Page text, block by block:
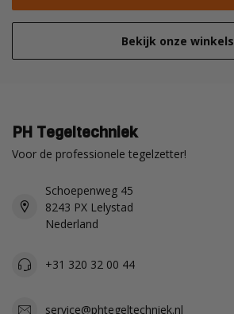
Bekijk onze winkels
PH Tegeltechniek
Voor de professionele tegelzetter!
Schoepenweg 45
8243 PX Lelystad
Nederland
+31 320 32 00 44
service@phtegeltechniek.nl